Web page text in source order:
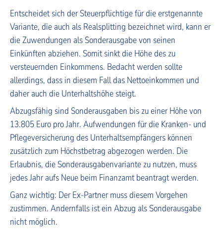
Entscheidet sich der Steuerpflichtige für die erstgenannte
Variante, die auch als Realsplitting bezeichnet wird, kann er
die Zuwendungen als Sonderausgabe von seinen
Einkünften abziehen. Somit sinkt die Höhe des zu
versteuernden Einkommens. Bedacht werden sollte
allerdings, dass in diesem Fall das Nettoeinkommen und
daher auch die Unterhaltshöhe steigt.
Abzugsfähig sind Sonderausgaben bis zu einer Höhe von
13.805 Euro pro Jahr. Aufwendungen für die Kranken- und
Pflegeversicherung des Unterhaltsempfängers können
zusätzlich zum Höchstbetrag abgezogen werden. Die
Erlaubnis, die Sonderausgabenvariante zu nutzen, muss
jedes Jahr aufs Neue beim Finanzamt beantragt werden.
Ganz wichtig: Der Ex-Partner muss diesem Vorgehen
zustimmen. Andernfalls ist ein Abzug als Sonderausgabe
nicht möglich.